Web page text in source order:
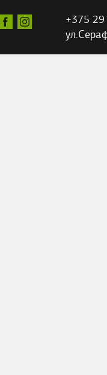
+375